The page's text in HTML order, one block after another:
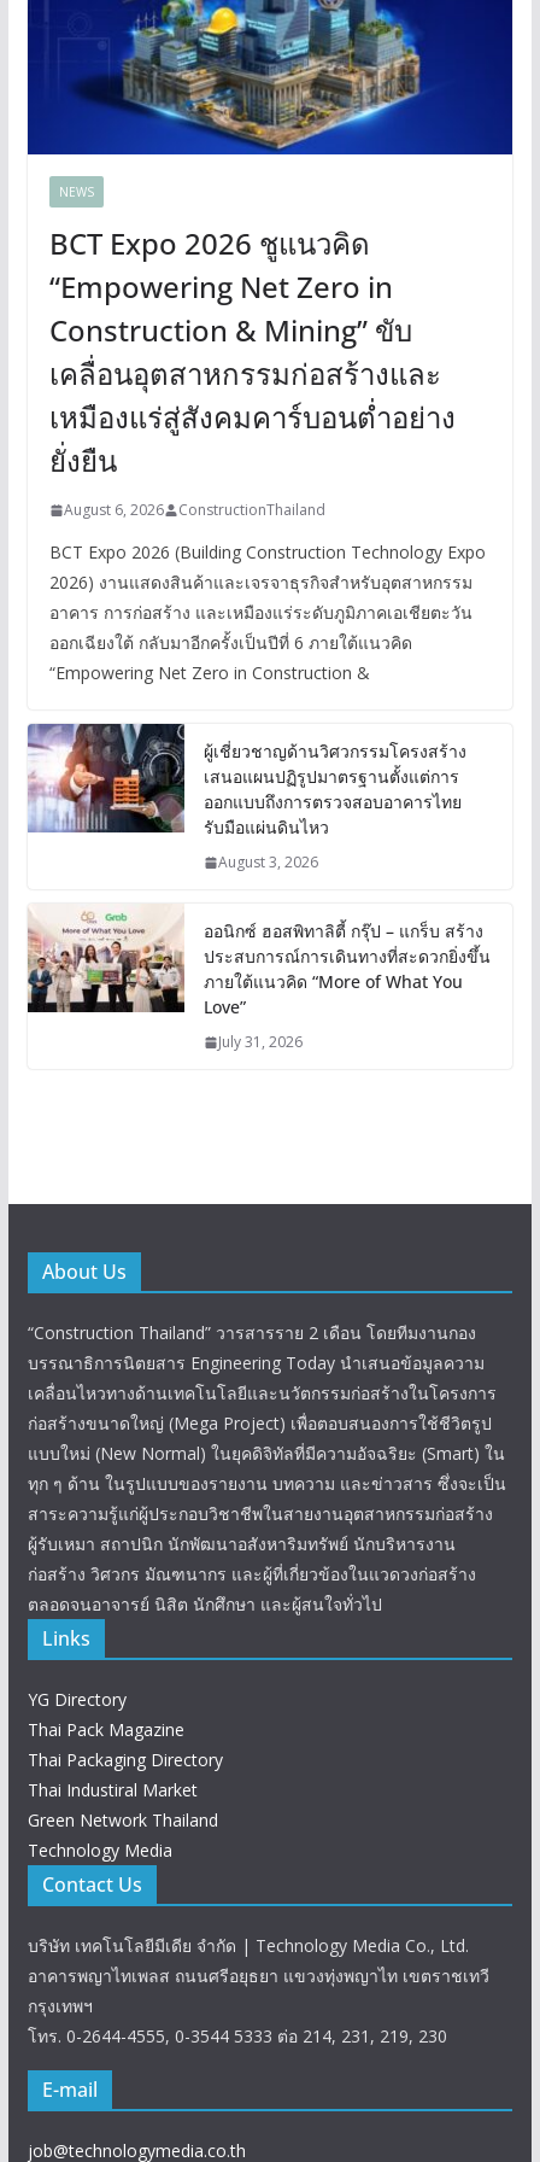
NEWS
BCT Expo 2026 ชูแนวคิด
“Empowering Net Zero in
Construction & Mining” ขับ
เคลื่อนอุตสาหกรรมก่อสร้างและ
เหมืองแร่สู่สังคมคาร์บอนต่ำอย่าง
ยั่งยืน
August 6, 2026 ConstructionThailand
BCT Expo 2026 (Building Construction Technology Expo
2026) งานแสดงสินค้าและเจรจาธุรกิจสำหรับอุตสาหกรรม
อาคาร การก่อสร้าง และเหมืองแร่ระดับภูมิภาคเอเชียตะวัน
ออกเฉียงใต้ กลับมาอีกครั้งเป็นปีที่ 6 ภายใต้แนวคิด
“Empowering Net Zero in Construction &
ผู้เชี่ยวชาญด้านวิศวกรรมโครงสร้าง
เสนอแผนปฏิรูปมาตรฐานตั้งแต่การ
ออกแบบถึงการตรวจสอบอาคารไทย
รับมือแผ่นดินไหว
August 3, 2026
ออนิกซ์ ฮอสพิทาลิตี้ กรุ๊ป – แกร็บ สร้าง
ประสบการณ์การเดินทางที่สะดวกยิ่งขึ้น
ภายใต้แนวคิด “More of What You
Love”
July 31, 2026
About Us
“Construction Thailand” วารสารราย 2 เดือน โดยทีมงานกอง
บรรณาธิการนิตยสาร Engineering Today นำเสนอข้อมูลความ
เคลื่อนไหวทางด้านเทคโนโลยีและนวัตกรรมก่อสร้างในโครงการ
ก่อสร้างขนาดใหญ่ (Mega Project) เพื่อตอบสนองการใช้ชีวิตรูป
แบบใหม่ (New Normal) ในยุคดิจิทัลที่มีความอัจฉริยะ (Smart) ใน
ทุก ๆ ด้าน ในรูปแบบของรายงาน บทความ และข่าวสาร ซึ่งจะเป็น
สาระความรู้แก่ผู้ประกอบวิชาชีพในสายงานอุตสาหกรรมก่อสร้าง
ผู้รับเหมา สถาปนิก นักพัฒนาอสังหาริมทรัพย์ นักบริหารงาน
ก่อสร้าง วิศวกร มัณฑนากร และผู้ที่เกี่ยวข้องในแวดวงก่อสร้าง
ตลอดจนอาจารย์ นิสิต นักศึกษา และผู้สนใจทั่วไป
Links
YG Directory
Thai Pack Magazine
Thai Packaging Directory
Thai Industiral Market
Green Network Thailand
Technology Media
Contact Us
บริษัท เทคโนโลยีมีเดีย จำกัด | Technology Media Co., Ltd.
อาคารพญาไทเพลส ถนนศรีอยุธยา แขวงทุ่งพญาไท เขตราชเทวี
กรุงเทพฯ
โทร. 0-2644-4555, 0-3544 5333 ต่อ 214, 231, 219, 230
E-mail
job@technologymedia.co.th